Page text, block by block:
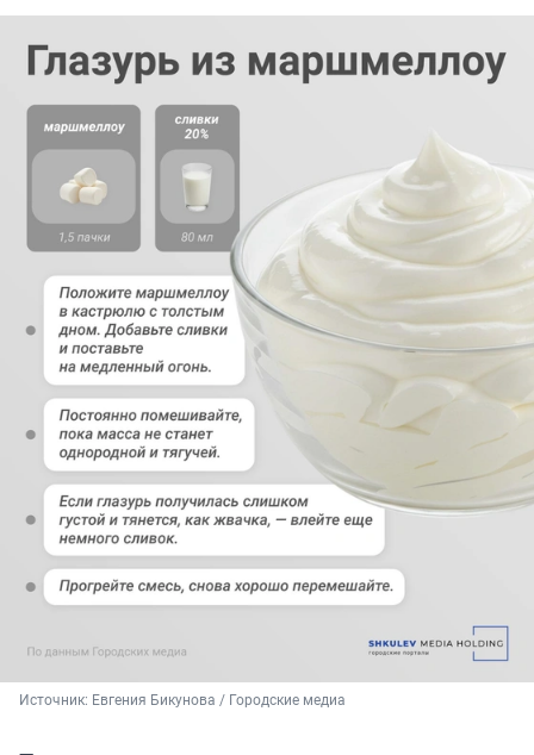
Источник: Евгения Бикунова / Городские медиа